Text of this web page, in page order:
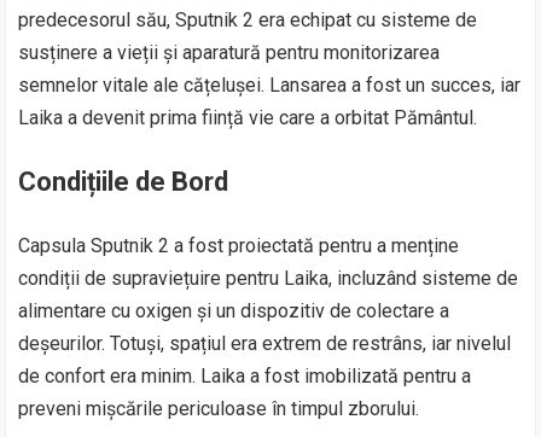
predecesorul său, Sputnik 2 era echipat cu sisteme de
susținere a vieții și aparatură pentru monitorizarea
semnelor vitale ale cățelușei. Lansarea a fost un succes, iar
Laika a devenit prima ființă vie care a orbitat Pământul.
Condițiile de Bord
Capsula Sputnik 2 a fost proiectată pentru a menține
condiții de supraviețuire pentru Laika, incluzând sisteme de
alimentare cu oxigen și un dispozitiv de colectare a
deșeurilor. Totuși, spațiul era extrem de restrâns, iar nivelul
de confort era minim. Laika a fost imobilizată pentru a
preveni mișcările periculoase în timpul zborului.